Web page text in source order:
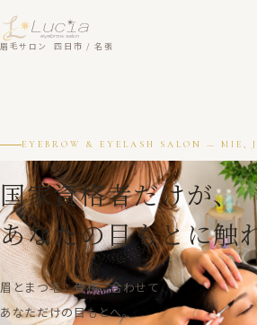
眉毛サロン 四日市 / 名張
EYEBROW & EYELASH SALON — MIE,
国家資格者だけが、
あなたの目もとに触
眉とまつ毛、骨格に合わせて
あなただけの目もとへ。